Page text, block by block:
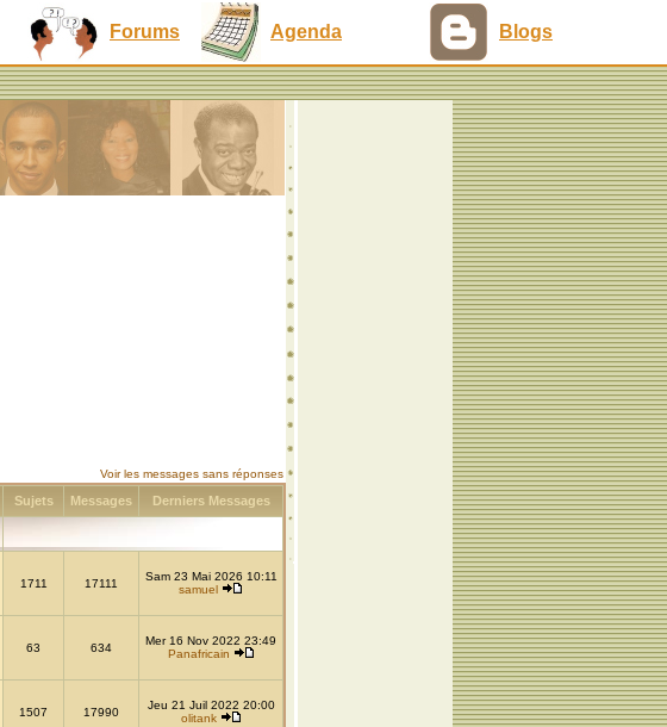
Forums Agenda Blogs
Voir les messages sans réponses
Sujets Messages Derniers Messages
1711 17111
Sam 23 Mai 2026 10:11
samuel
63 634
Mer 16 Nov 2022 23:49
Panafricain
1507 17990
Jeu 21 Juil 2022 20:00
olitank